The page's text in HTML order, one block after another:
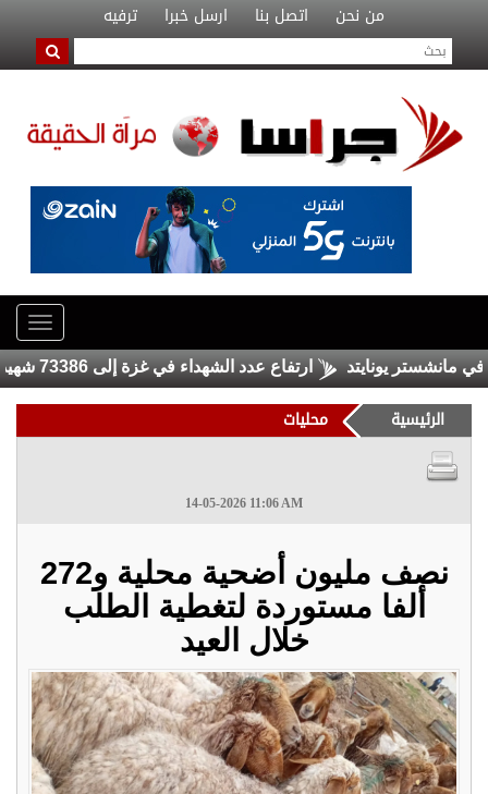
من نحن اتصل بنا ارسل خبرا ترفيه
يونايتد ارتفاع عدد الشهداء في غزة إلى 73386 شهيدا
الرئيسية محليات
14-05-2026 11:06 AM
نصف مليون أضحية محلية و272
ألفا مستوردة لتغطية الطلب
خلال العيد